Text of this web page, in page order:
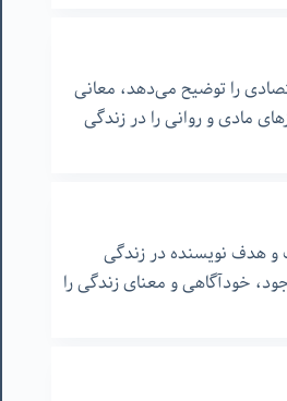
را توضیح می‌دهد، معانی
مادی و روانی را در زندگی
هدف نویسنده در زندگی
خودآگاهی و معنای زندگی را